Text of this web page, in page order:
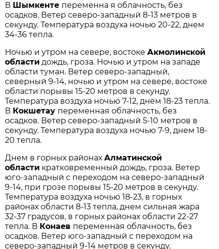
В Шымкенте переменна я облачность, без
осадков. Ветер северо-западный 8-13 метров в
секунду. Температура воздуха ночью 20-22, днем
34-36 тепла.
Ночью и утром на севере, востокеАкмолинской
области дождь, гроза. Ночью и утром на западе
области туман. Ветер северо-западный,
северный 9-14, ночью и утром на севере, востоке
области порывы 15-20 метров в секунду.
Температура воздуха ночью 7-12, днем 18-23 тепла.
В Кокшетау переменная облачность, без
осадков. Ветер северо-западный 5-10 метров в
секунду. Температура воздуха ночью 7-9, днем 18-
20 тепла.
Днем в горных районахАлматинской
области кратковременный дождь, гроза. Ветер
юго-западный с переходом на северо-западный
9-14, при грозе порывы 15-20 метров в секунду.
Температура воздуха ночью 18-23, в горных
районах области 8-13 тепла, днем сильная жара
32-37 градусов, в горных районах области 22-27
тепла. В Конаев переменная облачность, без
осадков. Ветер юго-западный с переходом на
северо-западный 9-14 метров в секунду.